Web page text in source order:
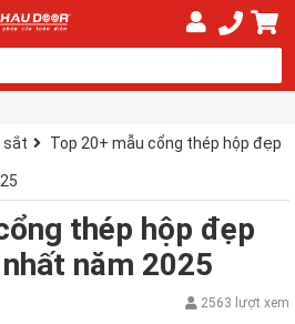
sắt Top 20+ mẫu cổng thép hộp đẹp
thép hộp đẹp
năm 2025
2563 lượt xem